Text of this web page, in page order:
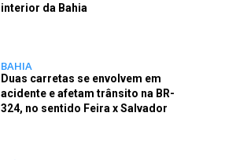
interior da Bahia
BAHIA
Duas carretas se envolvem em
acidente e afetam trânsito na BR-
324, no sentido Feira x Salvador